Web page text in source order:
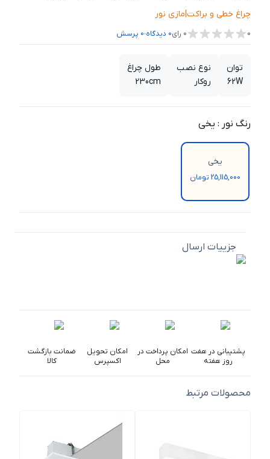
چراغ خطی و براکت|مازی نور
0
0 رای0 دیدگاه،0 پرسش
توان
62W
نوع نصب
روكار
طول چراغ
230cm
رنگ نور : یخی
یخی
25,115,000 تومان
جزییات ارسال
پشتیبانی در هفت
روز هفته
امکان پرداخت در
محل
امکان تحویل
اکسپرس
ضمانت بازگشت
کالا
محصولات مرتبط